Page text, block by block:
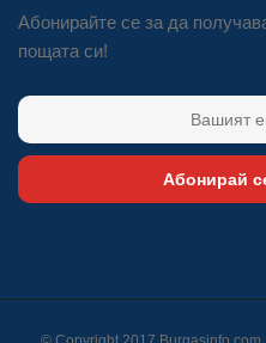
Абонирайте се за да
пощата си!
Абонирай